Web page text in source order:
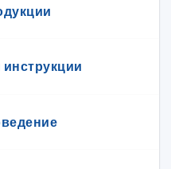
инструкции